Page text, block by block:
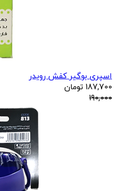
اسپری بوگیر کفش رویدر
187,700 تومان
190,000